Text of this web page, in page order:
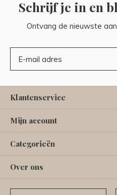
Schrijf je in en
Ontvang de nieuwste
Klantenservice
Mijn account
Categorieën
Over ons